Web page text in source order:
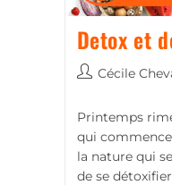
Detox et
Cécile
Printemps
qui
la nature qui
de se